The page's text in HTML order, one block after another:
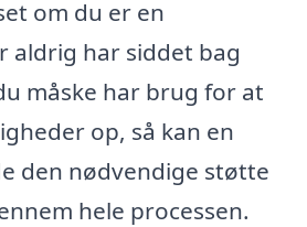
om du er en
aldrig har siddet bag
måske har brug for at
op, så kan en
den nødvendige støtte
hele processen.